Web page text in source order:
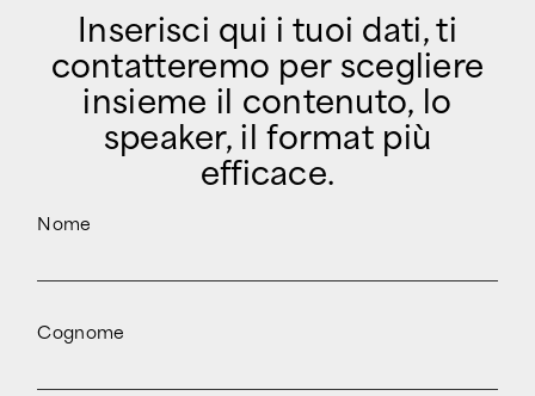
Inserisci qui i tuoi dati, ti
contatteremo per scegliere
insieme il contenuto, lo
speaker, il format più
efficace.
Nome
Cognome